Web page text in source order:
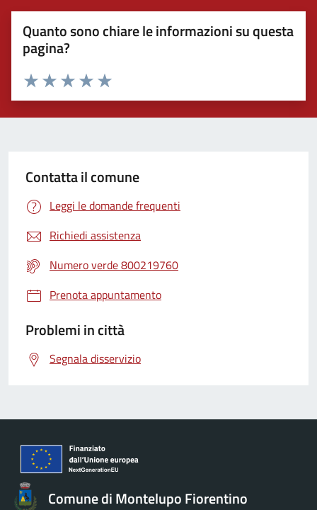
Quanto sono chiare le informazioni su questa
pagina?
Valuta 5 stelle su 5
Valuta 4 stelle su 5
Valuta 3 stelle su 5
Valuta 2 stelle su 5
Valuta 1 stelle su 5
Contatta il comune
Leggi le domande frequenti
Richiedi assistenza
Numero verde 800219760
Prenota appuntamento
Problemi in città
Segnala disservizio
Comune di Montelupo Fiorentino